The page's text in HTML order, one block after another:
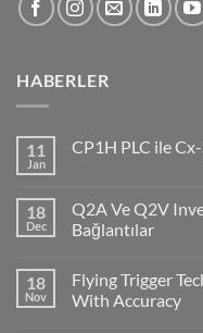
HABERLER
11
Jan
CP1H PLC ile
CP1H
PLC
ile
Haberleşmesi
18
Dec
Q2A Ve Q2V
Bağlantılar
on
Q2A
Ve
18
Nov
Flying Trigger
With Accuracy